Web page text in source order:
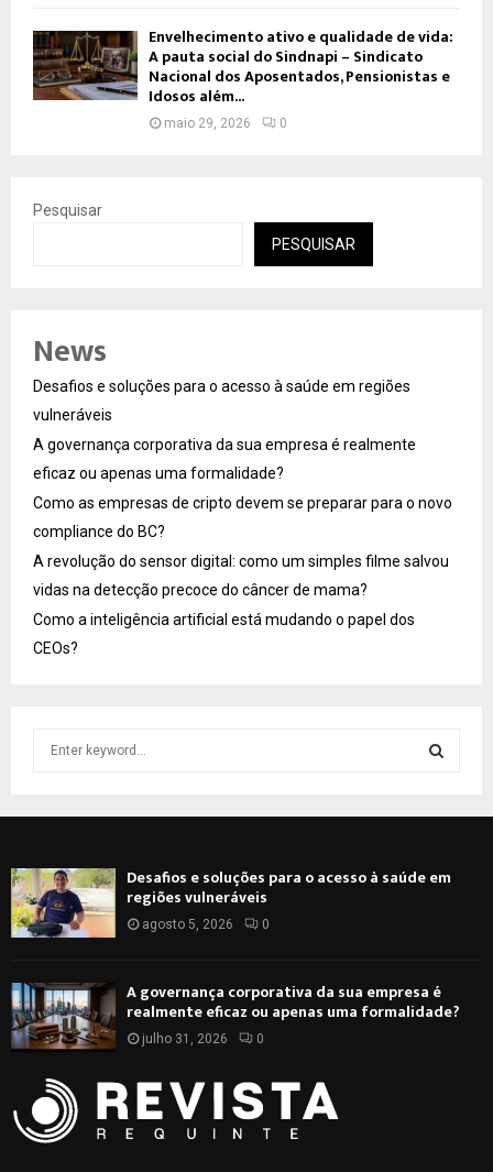
Envelhecimento ativo e qualidade de vida:
A pauta social do Sindnapi – Sindicato
Nacional dos Aposentados, Pensionistas e
Idosos além...
maio 29, 2026 0
Pesquisar
PESQUISAR
News
Desafios e soluções para o acesso à saúde em regiões
vulneráveis
A governança corporativa da sua empresa é realmente
eficaz ou apenas uma formalidade?
Como as empresas de cripto devem se preparar para o novo
compliance do BC?
A revolução do sensor digital: como um simples filme salvou
vidas na detecção precoce do câncer de mama?
Como a inteligência artificial está mudando o papel dos
CEOs?
f
o
r
A
H
Desafios e soluções para o acesso à saúde em
regiões vulneráveis
agosto 5, 2026 0
A governança corporativa da sua empresa é
realmente eficaz ou apenas uma formalidade?
julho 31, 2026 0